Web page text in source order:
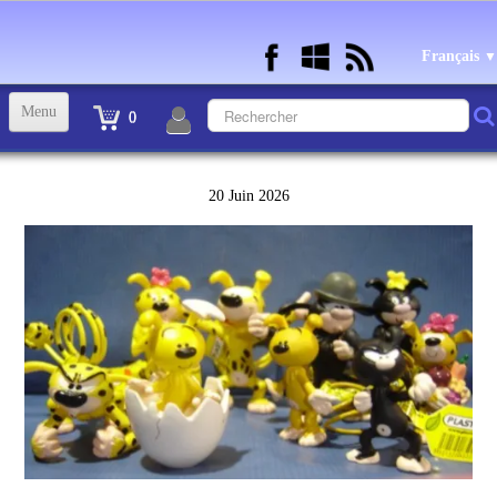
Français ▼
0
Menu
STATUETTES BD RESINE et PLOMB
ANDRE FRANQUIN OBJETS ET VETEMENTS
BECASSINE OU BETTY BOOP OBJETS ET VETEMENTS▼
TEX AVERY OBJETS ET VETEMENTS▼
20 Juin 2026